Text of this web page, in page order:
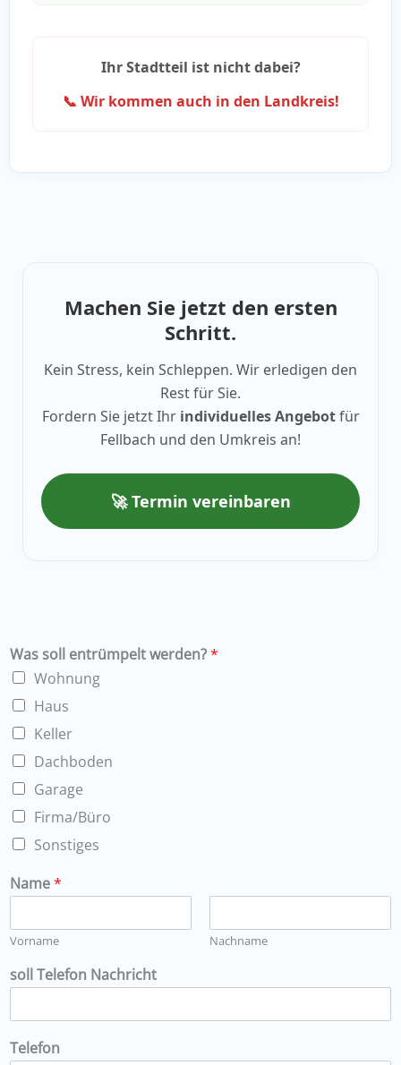
Ihr Stadtteil ist nicht dabei?
📞 Wir kommen auch in den Landkreis!
Machen Sie jetzt den ersten
Schritt.
Kein Stress, kein Schleppen. Wir erledigen den
Rest für Sie.
Fordern Sie jetzt Ihr individuelles Angebotfür
Fellbach und den Umkreis an!
🚀 Termin vereinbaren
Was soll entrümpelt werden?*
Wohnung
Haus
Keller
Dachboden
Garage
Firma/Büro
Sonstiges
Name*
Vorname Nachname
soll Telefon Nachricht
Telefon